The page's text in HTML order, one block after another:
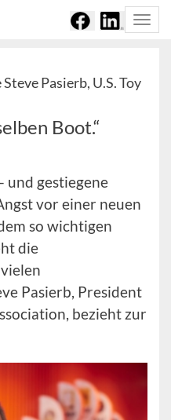
Pasierb, U.S. Toy
Boot.“
und gestiegene
vor einer neuen
so wichtigen
die
Pasierb, President
bezieht zur